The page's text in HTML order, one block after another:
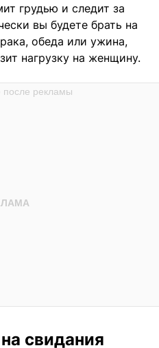
грудью и следит за
вы будете брать на
обеда или ужина,
нагрузку на женщину.
свидания